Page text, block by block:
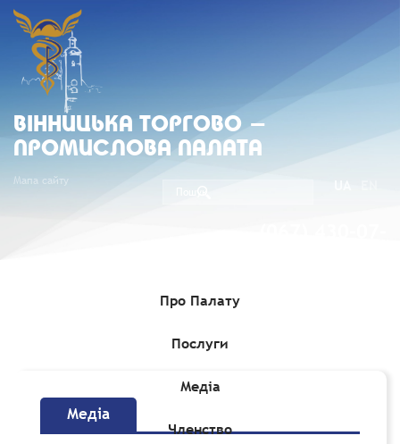
ВIННИЦЬКА ТОРГОВО -
ПРОМИСЛОВА ПАЛАТА
Мапа сайту
Про Палату
Послуги
Медіа
Членство
Медіа